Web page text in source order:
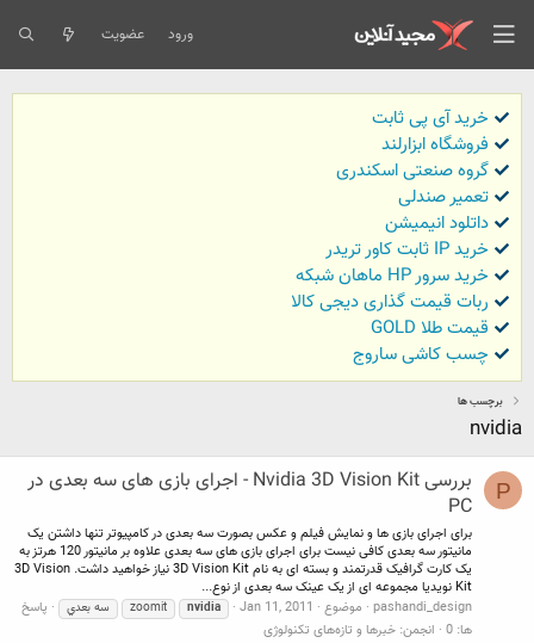
ورود عضویت
خرید آی پی ثابت
فروشگاه ابزارلند
گروه صنعتی اسکندری
تعمیر صندلی
داتلود انیمیشن
خرید IP ثابت کاور تریدر
خرید سرور HP ماهان شبکه
ربات قیمت گذاری دیجی کالا
قیمت طلا GOLD
چسب کاشی ساروج
برچسب ها
nvidia
P
بررسی Nvidia 3D Vision Kit - اجرای بازی های سه بعدی در
PC
برای اجرای بازی ها و نمایش فیلم و عکس بصورت سه بعدی در کامپیوتر تنها داشتن یک
مانیتور سه بعدی کافی نیست برای اجرای بازی های سه بعدی علاوه بر مانیتور 120 هرتز به
یک کارت گرافیک قدرتمند و بسته ای به نام 3D Vision Kit نیاز خواهید داشت. 3D Vision
Kit نویدیا مجموعه ای از یک عینک سه بعدی از نوع...
pashandi_design موضوع Jan 11, 2011
nvidia
zoomit سه بعدي
پاسخ
ها: 0
انجمن: خبرها و تازه‌های تکنولوژی